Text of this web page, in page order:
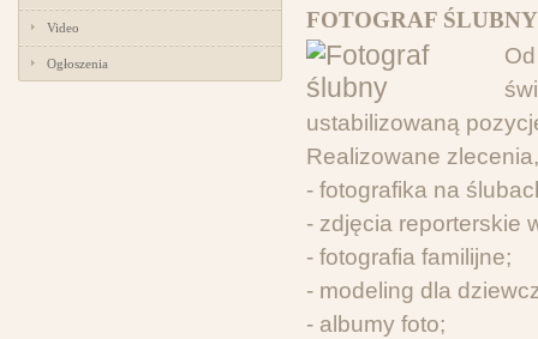
Video
Ogłoszenia
FOTOGRAF
ustabilizowaną
Realizowane
- fotografika na
- zdjęcia reporterskie
- fotografia familijne;
- modeling dla
- albumy foto;